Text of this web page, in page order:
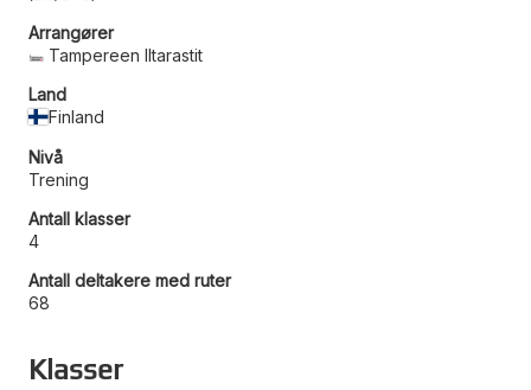
Arrangører
Tampereen Iltarastit
Land
Finland
Nivå
Trening
Antall klasser
4
Antall deltakere med ruter
68
Klasser